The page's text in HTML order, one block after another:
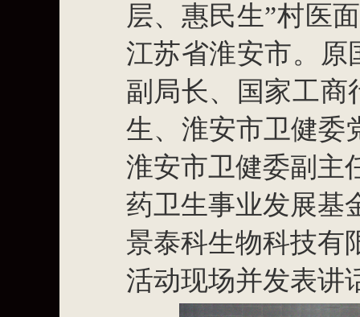
层、惠民生”村医
江苏省淮安市。原
副局长、国家工商
生、 淮安市卫健委
淮安市卫健委副主
药卫生事业发展基
景泰科生物科技有
活动现场并发表讲